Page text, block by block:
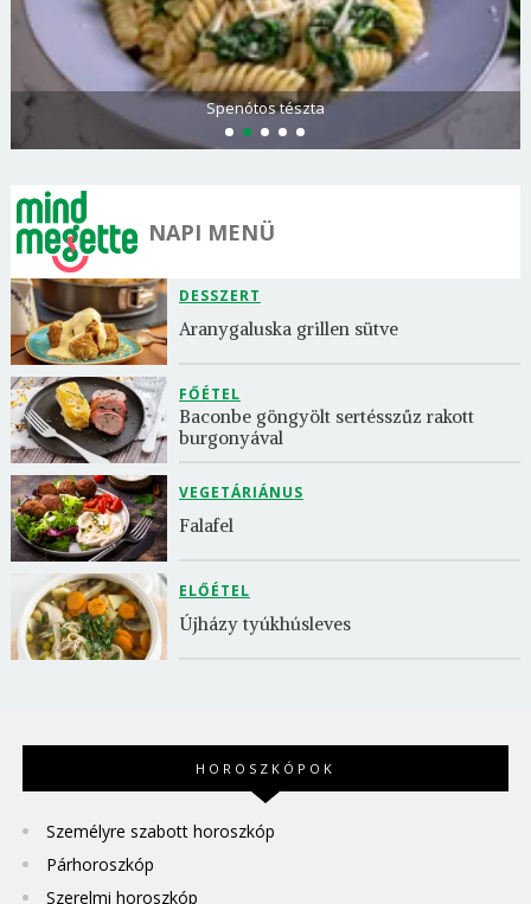
Görögdinnye-limonádé
NAPI MENÜ
DESSZERT
Aranygaluska grillen sütve
FŐÉTEL
Baconbe göngyölt sertésszűz rakott
burgonyával
VEGETÁRIÁNUS
Falafel
ELŐÉTEL
Újházy tyúkhúsleves
HOROSZKÓPOK
Személyre szabott horoszkóp
Párhoroszkóp
Szerelmi horoszkóp